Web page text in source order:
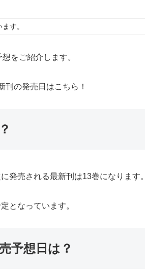
す。
をご紹介します。
の発売日はこちら！
発売される最新刊は13巻になります。
となっています。
予想日は？